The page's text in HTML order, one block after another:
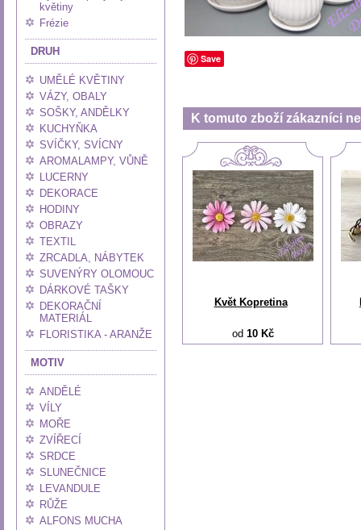
květiny
Frézie
DRUH
UMĚLÉ KVĚTINY
VÁZY, OBALY
SOŠKY, ANDĚLKY
KUCHYŇKA
SVÍČKY, SVÍCNY
AROMALAMPY, VŮNĚ
LUCERNY
DEKORACE
HODINY
OBRAZY
TEXTIL
ZRCADLA, NÁBYTEK
SUVENÝRY OLOMOUC
DÁRKOVÉ TAŠKY
DEKORAČNÍ
MATERIÁL
FLORISTIKA - ARANŽE
MOTIV
ANDĚLÉ
VÍLY
MOŘE
ZVÍŘECÍ
SRDCE
SLUNEČNICE
LEVANDULE
RŮŽE
ALFONS MUCHA
Save
K tomuto zboží zákazníci
Květ Kopretina
od 10 Kč